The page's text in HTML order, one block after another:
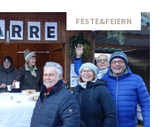
FESTE&FEIERN